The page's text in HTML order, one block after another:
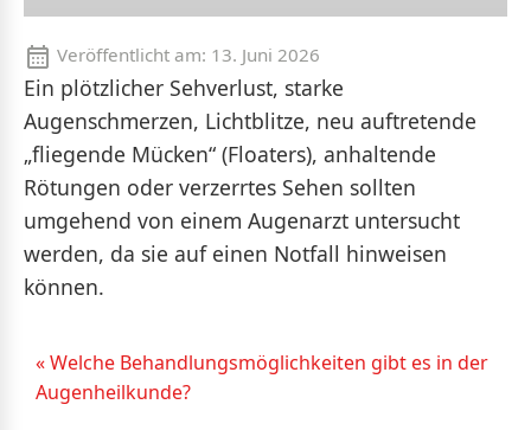
Veröffentlicht am: 13. Juni 2026
Ein plötzlicher Sehverlust, starke
Augenschmerzen, Lichtblitze, neu auftretende
„fliegende Mücken“ (Floaters), anhaltende
Rötungen oder verzerrtes Sehen sollten
umgehend von einem Augenarzt untersucht
werden, da sie auf einen Notfall hinweisen
können.
« Welche Behandlungsmöglichkeiten gibt es in der
Augenheilkunde?